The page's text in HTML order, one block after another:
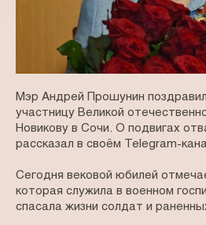
Мэр Андрей Прошунин
участницу Великой
Новикову в Сочи. О подвигах
рассказал в своём Telegram-
Сегодня вековой юбилей
которая служила в военном
спасала жизни солдат и